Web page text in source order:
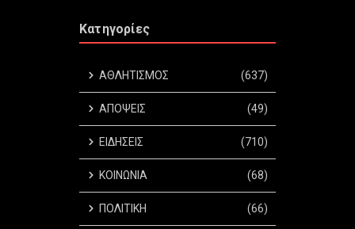
Κατηγορίες
ΑΘΛΗΤΙΣΜΟΣ (637)
ΑΠΟΨΕΙΣ (49)
ΕΙΔΗΣΕΙΣ (710)
ΚΟΙΝΩΝΙΑ (68)
ΠΟΛΙΤΙΚΗ (66)